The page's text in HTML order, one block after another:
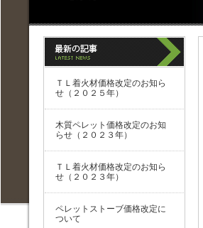
ＴＬ着火材価格改定のお知ら
せ（２０２５年）
木質ペレット価格改定のお知
らせ（２０２３年）
ＴＬ着火材価格改定のお知ら
せ（２０２３年）
ペレットストーブ価格改定に
ついて